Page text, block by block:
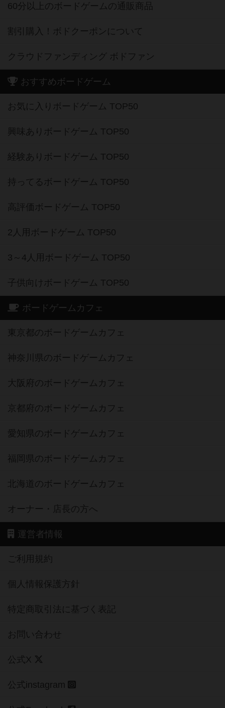
60分以上のボードゲームの通販商品
割引購入！ボドクーポンについて
クラウドファンディング ボドファン
おすすめボードゲーム
お気に入りボードゲーム TOP50
興味ありボードゲーム TOP50
経験ありボードゲーム TOP50
持ってるボードゲーム TOP50
高評価ボードゲーム TOP50
2人用ボードゲーム TOP50
3～4人用ボードゲーム TOP50
子供向けボードゲーム TOP50
ボードゲームカフェ
東京都のボードゲームカフェ
神奈川県のボードゲームカフェ
大阪府のボードゲームカフェ
京都府のボードゲームカフェ
愛知県のボードゲームカフェ
福岡県のボードゲームカフェ
北海道のボードゲームカフェ
オーナー・店長の方へ
運営者情報
ご利用規約
個人情報保護方針
特定商取引法に基づく表記
お問い合わせ
公式X
公式instagram